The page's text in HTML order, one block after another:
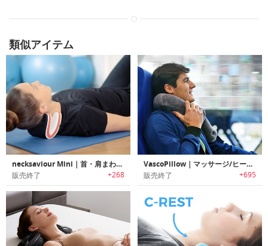
類似アイテム
necksaviour Mini｜首・肩まわりをストレッチするネックサポーター「ネックセービアーミニ」
販売終了 +268
VascoPillow｜マッサージ/ヒーティング機能搭載トラベルピロー「ヴァスコピロー」
販売終了 +695